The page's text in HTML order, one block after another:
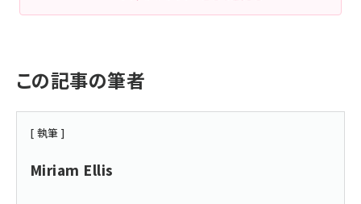
この記事の筆者
[ 執筆 ]
Miriam Ellis